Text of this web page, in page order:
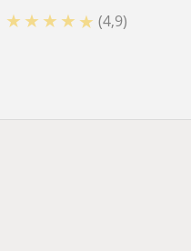
★ ★ ★ ★ ★ (4,9)